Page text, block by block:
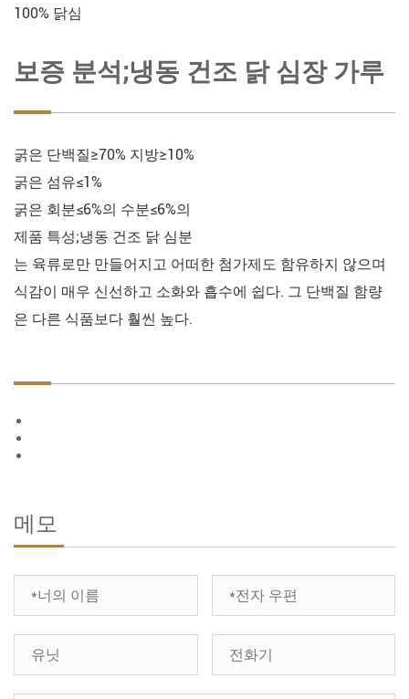
100% 닭심
보증 분석;냉동 건조 닭 심장 가루
굵은 단백질≥70% 지방≥10%
굵은 섬유≤1%
굵은 회분≤6%의 수분≤6%의
제품 특성;냉동 건조 닭 심분
는 육류로만 만들어지고 어떠한 첨가제도 함유하지 않으며
식감이 매우 신선하고 소화와 흡수에 쉽다. 그 단백질 함량
은 다른 식품보다 훨씬 높다.
메모